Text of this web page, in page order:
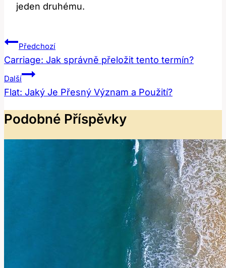
jeden druhému.
Navigace
Pro
Příspěvek
Předchozí
Carriage: Jak správně přeložit tento termín?
Další
Flat: Jaký Je Přesný Význam a Použití?
Podobné Příspěvky